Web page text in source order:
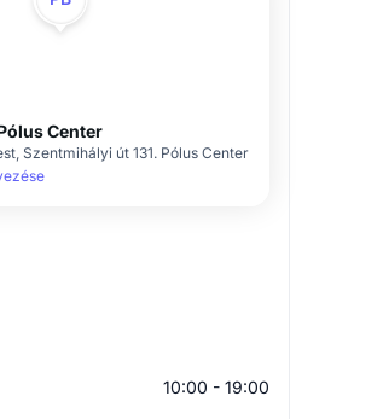
Center
Szentmihályi út 131. Pólus Center
10:00 - 19:00